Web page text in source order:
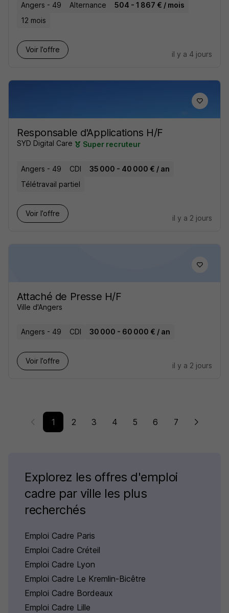
Angers - 49 Alternance
504 - 1 867 € / mois
12 mois
Voir l’offre
il y a 4 jours
Responsable d'Applications H/F
SYD Digital Care Super recruteur
Angers - 49 CDI
35 000 - 40 000 € / an
Télétravail partiel
Voir l’offre
il y a 2 jours
Attaché de Presse H/F
Ville d'Angers
Angers - 49 CDI 30 000 - 60 000 € / an
Voir l’offre
il y a 2 jours
1 2 3 4 5 6 7
Explorez les offres d'emploi
cadre par ville les plus
recherchés
Emploi Cadre Paris
Emploi Cadre Créteil
Emploi Cadre Lyon
Emploi Cadre Le Kremlin-Bicêtre
Emploi Cadre Bordeaux
Emploi Cadre Lille